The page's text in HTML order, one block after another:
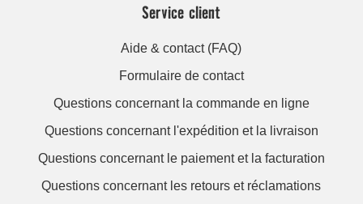
Service client
Aide & contact (FAQ)
Formulaire de contact
Questions concernant la commande en ligne
Questions concernant l'expédition et la livraison
Questions concernant le paiement et la facturation
Questions concernant les retours et réclamations